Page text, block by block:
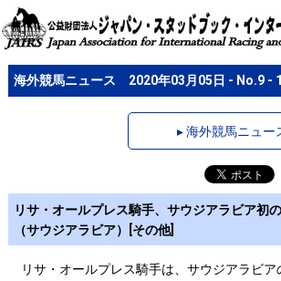
海外競馬ニュース 2020年03月05日 - No.9 - 1
▸ 海外競馬ニュー
リサ・オールプレス騎手、サウジアラビア初
（サウジアラビア）[その他]
リサ・オールプレス騎手は、サウジアラビア